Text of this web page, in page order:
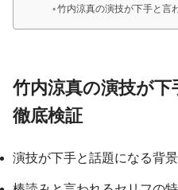
竹内涼真の演技が下手と言
竹内涼真の演技が
徹底検証
演技が下手と話題になる背